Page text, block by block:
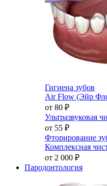
Гигиена зубов
Air Flow (Эйр
от 80 ₽
Ультразвуковая
от 55 ₽
Фторирование
Комплексная
от 2 000 ₽
Пародонтология